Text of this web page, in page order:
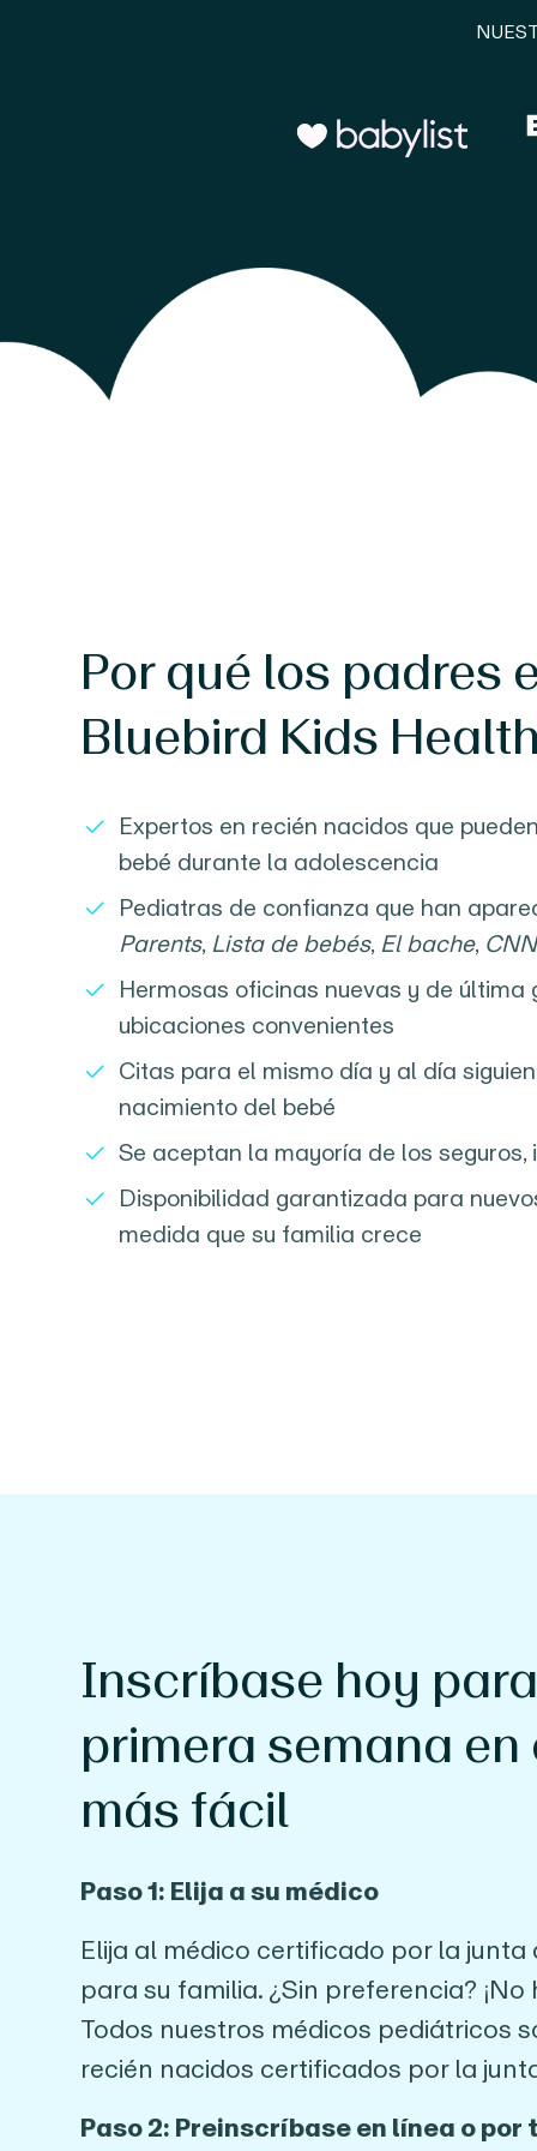
Por qué los padres
Bluebird Kids
Expertos en recién nacidos que
bebé durante la adolescencia
Pediatras de confianza que han
Parents, Lista de bebés, El bache, CNN
Hermosas oficinas nuevas y de última
ubicaciones convenientes
Citas para el mismo día y al día
nacimiento del bebé
Se aceptan la mayoría de los
Disponibilidad garantizada para
medida que su familia crece
Inscríbase hoy
primera semana
más fácil
Paso 1: Elija a su médico
Elija al médico certificado por la junta
para su familia. ¿Sin preferencia?
Todos nuestros médicos pediátricos
recién nacidos certificados por la
Paso 2: Preinscríbase en línea o por